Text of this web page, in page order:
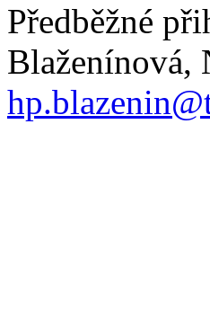
Předběžné
Blaženínová,